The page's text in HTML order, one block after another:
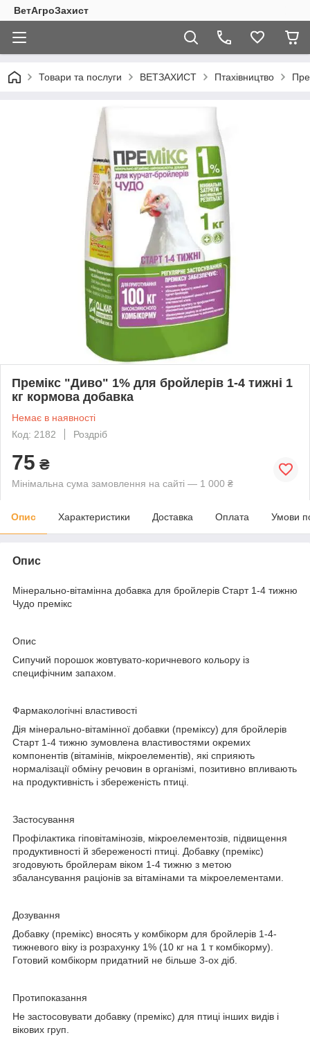
ВетАгроЗахист
Товари та послуги ВЕТЗАХИСТ Птахівництво
Премікс "Диво" 1% для бройлерів 1-4 тижні 1
кг кормова добавка
Немає в наявності
Код: 2182
Роздріб
75 ₴
Мінімальна сума замовлення на сайті — 1 000 ₴
Опис Характеристики Доставка Оплата Умови
Опис
Мінерально-вітамінна добавка для бройлерів Старт 1-4 тижню
Чудо премікс
Опис
Сипучий порошок жовтувато-коричневого кольору із
специфічним запахом.
Фармакологічні властивості
Дія мінерально-вітамінної добавки (преміксу) для бройлерів
Старт 1-4 тижню зумовлена властивостями окремих
компонентів (вітамінів, мікроелементів), які сприяють
нормалізації обміну речовин в організмі, позитивно впливають
на продуктивність і збереженість птиці.
Застосування
Профілактика гіповітамінозів, мікроелементозів, підвищення
продуктивності й збереженості птиці. Добавку (премікс)
згодовують бройлерам віком 1-4 тижню з метою
збалансування раціонів за вітамінами та мікроелементами.
Дозування
Добавку (премікс) вносять у комбікорм для бройлерів 1-4-
тижневого віку із розрахунку 1% (10 кг на 1 т комбікорму).
Готовий комбікорм придатний не більше 3-ох діб.
Протипоказання
Не застосовувати добавку (премікс) для птиці інших видів і
вікових груп.